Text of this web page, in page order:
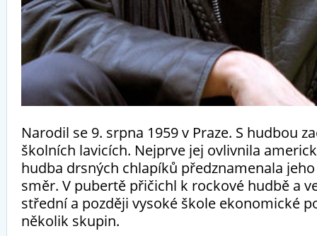
Narodil se 9. srpna 1959 v Praze. S hudbou
školních lavicích. Nejprve jej ovlivnila
hudba drsných chlapíků předznamenala
směr. V pubertě přičichl k rockové hudbě a
střední a později vysoké škole ekonomické
několik skupin.